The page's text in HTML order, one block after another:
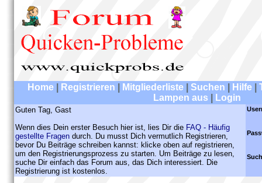
Home Registrieren Mitgliederliste Suchen Hilfe
Lampen aus
Login
Guten Tag, Gast
Wenn dies Dein erster Besuch hier ist, lies Dir die FAQ - Häufig
gestellte Fragen durch. Du musst Dich vermutlich Registrieren,
bevor Du Beiträge schreiben kannst: klicke oben auf registrieren,
um den Registrierungsprozess zu starten. Um Beiträge zu lesen,
suche Dir einfach das Forum aus, das Dich interessiert. Die
Registrierung ist kostenlos.